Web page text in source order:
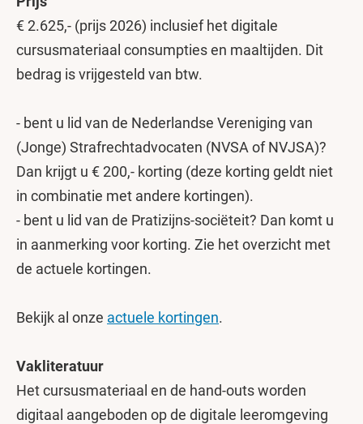
€ 2.625,- (prijs 2026) inclusief het digitale
cursusmateriaal consumpties en maaltijden. Dit
bedrag is vrijgesteld van btw.
- bent u lid van de Nederlandse Vereniging van
(Jonge) Strafrechtadvocaten (NVSA of NVJSA)?
Dan krijgt u € 200,- korting (deze korting geldt niet
in combinatie met andere kortingen).
- bent u lid van de Pratizijns-sociëteit? Dan komt u
in aanmerking voor korting. Zie het overzicht met
de actuele kortingen.
Bekijk al onze actuele kortingen.
Vakliteratuur
Het cursusmateriaal en de hand-outs worden
digitaal aangeboden op de digitale leeromgeving